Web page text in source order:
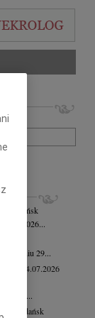
Gdańsk
lipca 2026...
w dniu 29...
24.07.2026
20...
Gdańsk